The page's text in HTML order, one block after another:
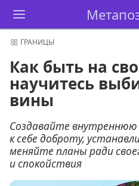
ГРАНИЦЫ
Как быть на
научитесь
вины
Создавайте внутреннюю
к себе доброту,
меняйте планы ради
и спокойствия